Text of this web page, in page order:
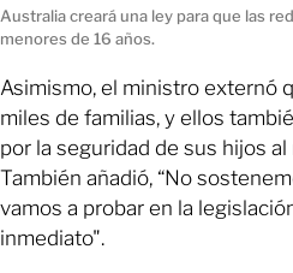
Australia creará una ley para que las
menores de 16 años.
Asimismo, el ministro externó
miles de familias, y ellos
por la seguridad de sus hijos
También añadió, “No
vamos a probar en la
inmediato".